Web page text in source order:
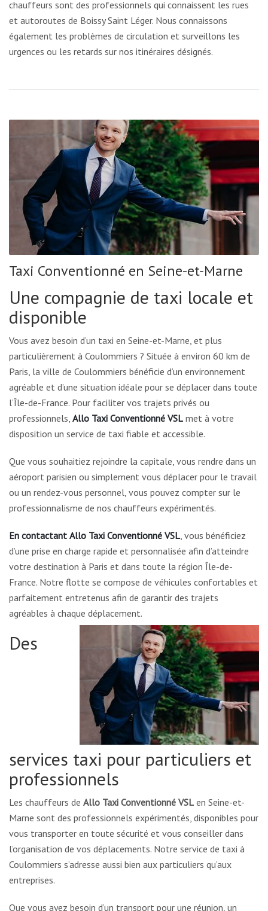
chauffeurs sont des professionnels qui connaissent les rues
et autoroutes de Boissy Saint Léger. Nous connaissons
également les problèmes de circulation et surveillons les
urgences ou les retards sur nos itinéraires désignés.
Taxi Conventionné en Seine-et-Marne
Une compagnie de taxi locale et
disponible
Vous avez besoin d’un taxi en Seine-et-Marne, et plus
particulièrement à Coulommiers ? Située à environ 60 km de
Paris, la ville de Coulommiers bénéficie d’un environnement
agréable et d’une situation idéale pour se déplacer dans toute
l’Île-de-France. Pour faciliter vos trajets privés ou
professionnels, Allo Taxi Conventionné VSL met à votre
disposition un service de taxi fiable et accessible.
Que vous souhaitiez rejoindre la capitale, vous rendre dans un
aéroport parisien ou simplement vous déplacer pour le travail
ou un rendez-vous personnel, vous pouvez compter sur le
professionnalisme de nos chauffeurs expérimentés.
En contactant Allo Taxi Conventionné VSL , vous bénéficiez
d’une prise en charge rapide et personnalisée afin d’atteindre
votre destination à Paris et dans toute la région Île-de-
France. Notre flotte se compose de véhicules confortables et
parfaitement entretenus afin de garantir des trajets
agréables à chaque déplacement.
Des
services taxi pour particuliers et
professionnels
Les chauffeurs de Allo Taxi Conventionné VSL en Seine-et-
Marne sont des professionnels expérimentés, disponibles pour
vous transporter en toute sécurité et vous conseiller dans
l’organisation de vos déplacements. Notre service de taxi à
Coulommiers s’adresse aussi bien aux particuliers qu’aux
entreprises.
Que vous ayez besoin d’un transport pour une réunion, un